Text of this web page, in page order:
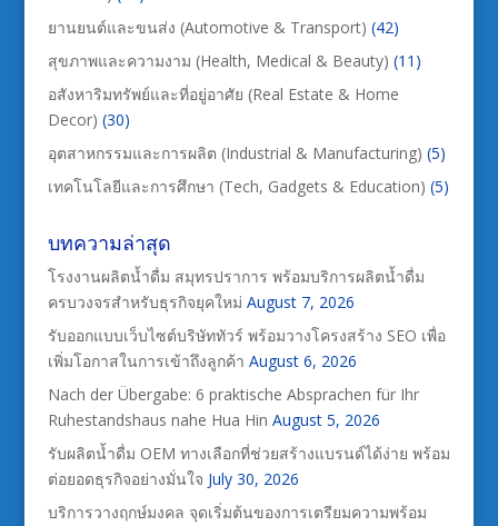
ยานยนต์และขนส่ง (Automotive & Transport) (42)
สุขภาพและความงาม (Health, Medical & Beauty) (11)
อสังหาริมทรัพย์และที่อยู่อาศัย (Real Estate & Home
Decor) (30)
อุตสาหกรรมและการผลิต (Industrial & Manufacturing) (5)
เทคโนโลยีและการศึกษา (Tech, Gadgets & Education) (5)
บทความล่าสุด
โรงงานผลิตน้ำดื่ม สมุทรปราการ พร้อมบริการผลิตน้ำดื่ม
ครบวงจรสำหรับธุรกิจยุคใหม่ August 7, 2026
รับออกแบบเว็บไซต์บริษัททัวร์ พร้อมวางโครงสร้าง SEO เพื่อ
เพิ่มโอกาสในการเข้าถึงลูกค้า August 6, 2026
Nach der Übergabe: 6 praktische Absprachen für Ihr
Ruhestandshaus nahe Hua Hin August 5, 2026
รับผลิตน้ำดื่ม OEM ทางเลือกที่ช่วยสร้างแบรนด์ได้ง่าย พร้อม
ต่อยอดธุรกิจอย่างมั่นใจ July 30, 2026
บริการวางฤกษ์มงคล จุดเริ่มต้นของการเตรียมความพร้อม